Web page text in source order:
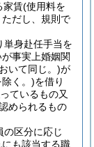
家賃(使用料を
ただし、規則で
単身赴任手当を
事実上婚姻関
いて同じ。)が
く。)を借り
ているもの又
められるもの
の区分に応じ
も該当する職